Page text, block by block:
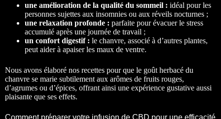
une amélioration de la qualité du sommeil : idéal pour les
personnes sujettes aux insomnies ou aux réveils nocturnes ;
une relaxation profonde : parfaite pour évacuer le stress
accumulé après une journée de travail ;
un confort digestif : le chanvre, associé à d’autres plantes,
peut aider à apaiser les maux de ventre.
Nous avons élaboré nos recettes pour que le goût herbacé du
chanvre se marie subtilement aux arômes de fruits rouges,
d’agrumes ou d’épices, offrant ainsi une expérience gustative aussi
plaisante que ses effets.
Comment préparer votre infusion de CBD pour une efficacité